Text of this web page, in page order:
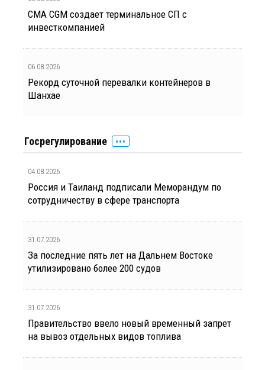
CMA CGM создает терминальное СП с
инвесткомпанией
06.08.2026
Рекорд суточной перевалки контейнеров в
Шанхае
Госрегулирование
04.08.2026
Россия и Таиланд подписали Меморандум по
сотрудничеству в сфере транспорта
31.07.2026
За последние пять лет на Дальнем Востоке
утилизировано более 200 судов
31.07.2026
Правительство ввело новый временный запрет
на вывоз отдельных видов топлива